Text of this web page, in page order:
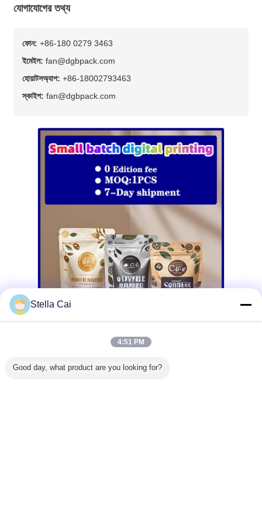
যোগাযোগের তথ্য
ফোন: +86-180 0279 3463
ইমেইল: fan@dgbpack.com
হোয়াটসঅ্যাপ: +86-18002793463
স্কাইপ: fan@dgbpack.com
Stella Cai
4:51 PM
Good day, what product are you looking for?